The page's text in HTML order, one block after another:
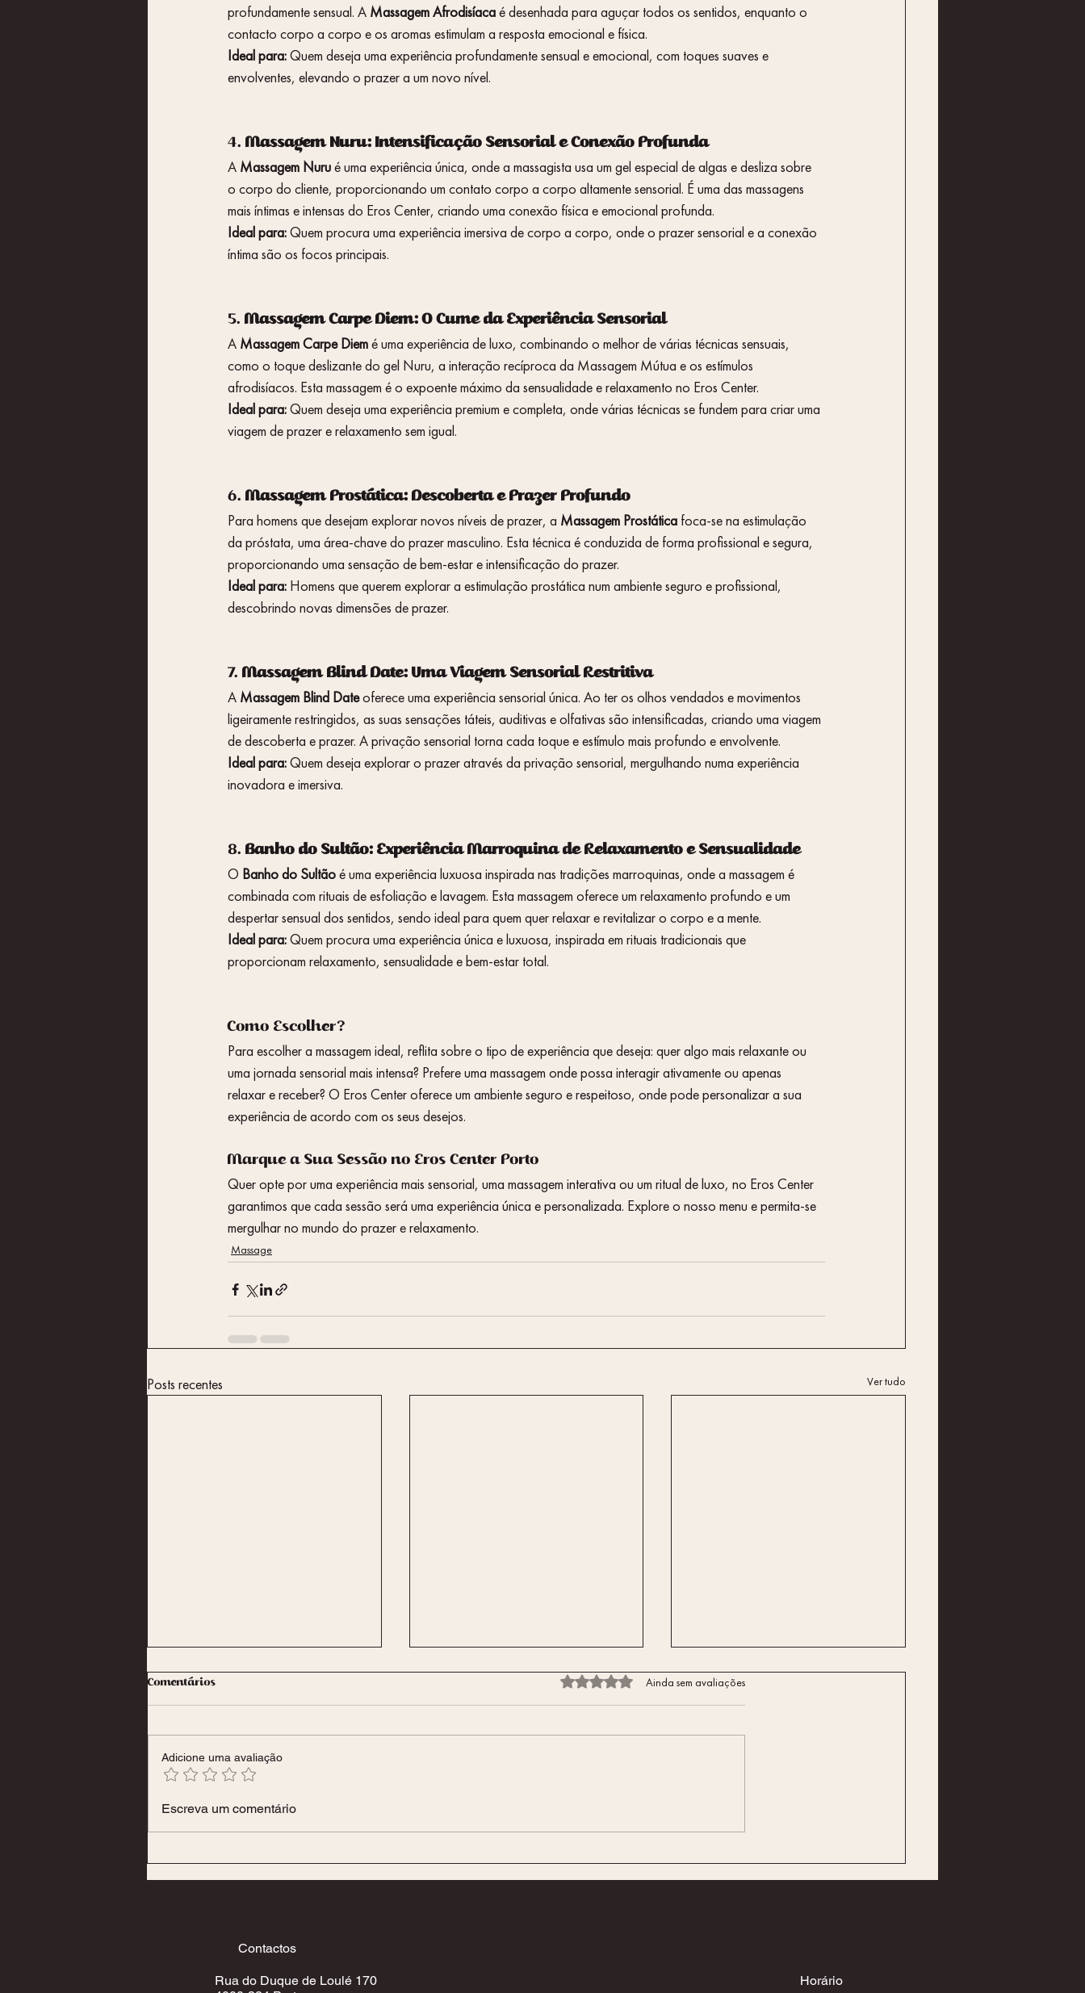
profundamente sensual. A Massagem Afrodisíaca é desenhada para aguçar todos os sentidos, enquanto o
contacto corpo a corpo e os aromas estimulam a resposta emocional e física.
Ideal para: Quem deseja uma experiência profundamente sensual e emocional, com toques suaves e
envolventes, elevando o prazer a um novo nível.
4. Massagem Nuru: Intensificação Sensorial e Conexão Profunda
A Massagem Nuru é uma experiência única, onde a massagista usa um gel especial de algas e desliza sobre
o corpo do cliente, proporcionando um contato corpo a corpo altamente sensorial. É uma das massagens
mais íntimas e intensas do Eros Center, criando uma conexão física e emocional profunda.
Ideal para: Quem procura uma experiência imersiva de corpo a corpo, onde o prazer sensorial e a conexão
íntima são os focos principais.
5. Massagem Carpe Diem: O Cume da Experiência Sensorial
A Massagem Carpe Diem é uma experiência de luxo, combinando o melhor de várias técnicas sensuais,
como o toque deslizante do gel Nuru, a interação recíproca da Massagem Mútua e os estímulos
afrodisíacos. Esta massagem é o expoente máximo da sensualidade e relaxamento no Eros Center.
Ideal para: Quem deseja uma experiência premium e completa, onde várias técnicas se fundem para criar uma
viagem de prazer e relaxamento sem igual.
6. Massagem Prostática: Descoberta e Prazer Profundo
Para homens que desejam explorar novos níveis de prazer, a Massagem Prostática foca-se na estimulação
da próstata, uma área-chave do prazer masculino. Esta técnica é conduzida de forma profissional e segura,
proporcionando uma sensação de bem-estar e intensificação do prazer.
Ideal para: Homens que querem explorar a estimulação prostática num ambiente seguro e profissional,
descobrindo novas dimensões de prazer.
7. Massagem Blind Date: Uma Viagem Sensorial Restritiva
A Massagem Blind Date oferece uma experiência sensorial única. Ao ter os olhos vendados e movimentos
ligeiramente restringidos, as suas sensações táteis, auditivas e olfativas são intensificadas, criando uma viagem
de descoberta e prazer. A privação sensorial torna cada toque e estímulo mais profundo e envolvente.
Ideal para: Quem deseja explorar o prazer através da privação sensorial, mergulhando numa experiência
inovadora e imersiva.
8. Banho do Sultão: Experiência Marroquina de Relaxamento e Sensualidade
O Banho do Sultão é uma experiência luxuosa inspirada nas tradições marroquinas, onde a massagem é
combinada com rituais de esfoliação e lavagem. Esta massagem oferece um relaxamento profundo e um
despertar sensual dos sentidos, sendo ideal para quem quer relaxar e revitalizar o corpo e a mente.
Ideal para: Quem procura uma experiência única e luxuosa, inspirada em rituais tradicionais que
proporcionam relaxamento, sensualidade e bem-estar total.
Como Escolher?
Para escolher a massagem ideal, reflita sobre o tipo de experiência que deseja: quer algo mais relaxante ou
uma jornada sensorial mais intensa? Prefere uma massagem onde possa interagir ativamente ou apenas
relaxar e receber? O Eros Center oferece um ambiente seguro e respeitoso, onde pode personalizar a sua
experiência de acordo com os seus desejos.
Marque a Sua Sessão no Eros Center Porto
Quer opte por uma experiência mais sensorial, uma massagem interativa ou um ritual de luxo, no Eros Center
garantimos que cada sessão será uma experiência única e personalizada. Explore o nosso menu e permita-se
mergulhar no mundo do prazer e relaxamento.
Massage
Posts recentes Ver tudo
Os Encantos dos Óleos
Comentários Avaliado com 0 de 5 estrelas.
Ainda sem avaliações
Adicione uma avaliação
Escreva um comentário
Contactos
Rua do Duque de Loulé 170
Horário